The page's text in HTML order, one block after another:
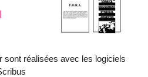
sont réalisées avec les logiciels